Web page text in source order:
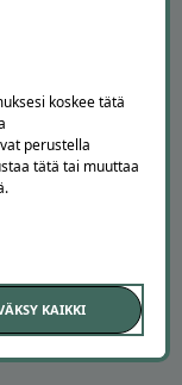
koskee tätä
perustella
tätä tai muuttaa
KAIKKI